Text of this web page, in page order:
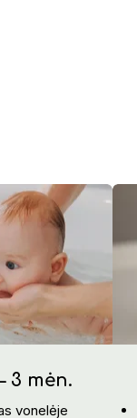
3 mėn.
vonelėje